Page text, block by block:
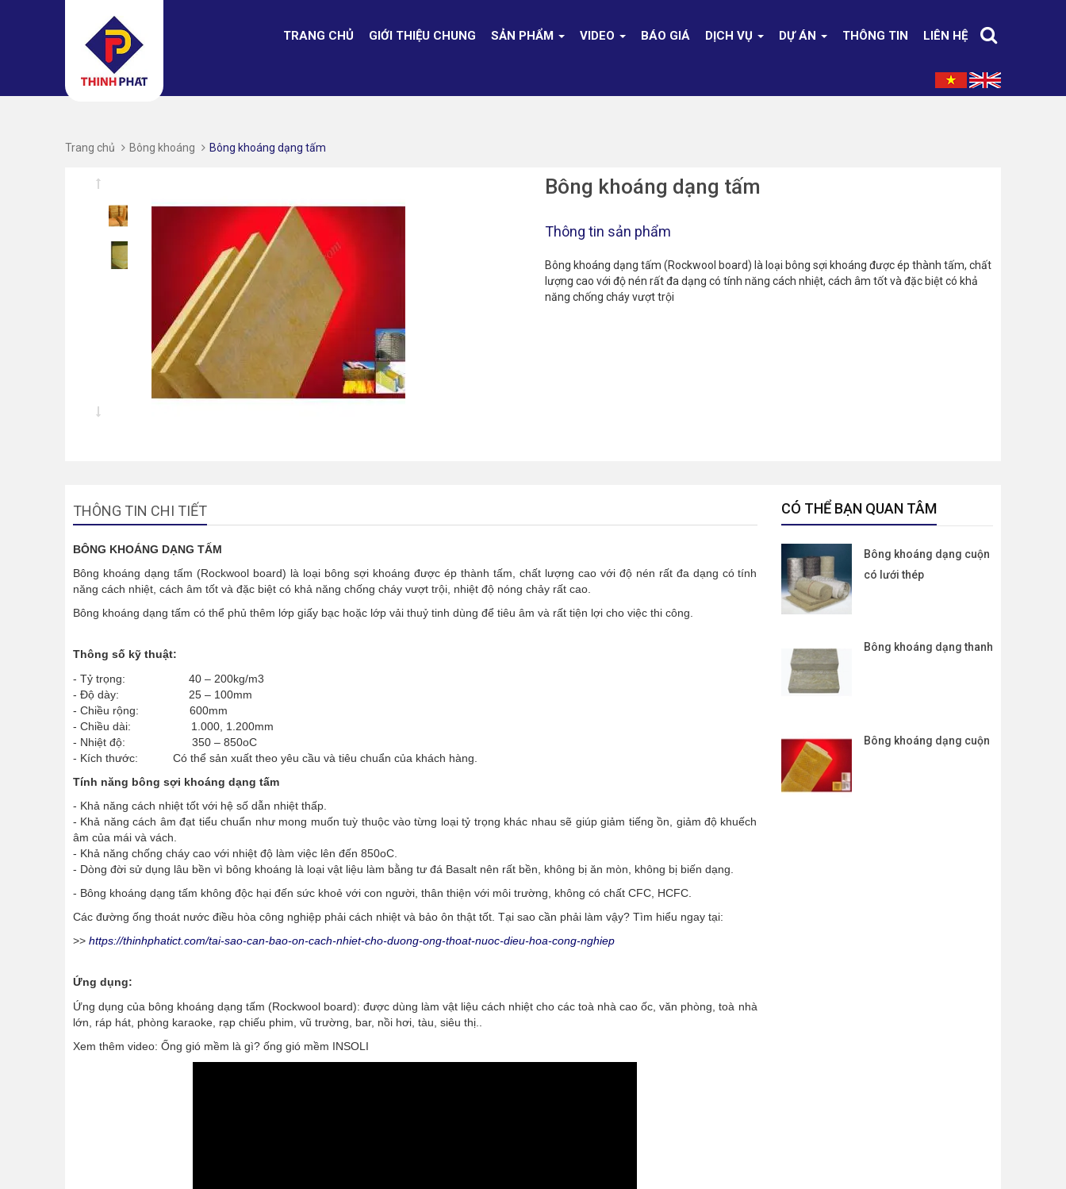
TRANG CHỦ GIỚI THIỆU CHUNG SẢN PHẨM VIDEO BÁO GIÁ DỊCH VỤ DỰ ÁN THÔNG TIN LIÊN HỆ
Trang chủ Bông khoáng Bông khoáng dạng tấm
Bông khoáng dạng tấm
Thông tin sản phẩm
Bông khoáng dạng tấm (Rockwool board) là loại bông sợi khoáng được ép thành tấm, chất
lượng cao với độ nén rất đa dạng có tính năng cách nhiệt, cách âm tốt và đặc biệt có khả
năng chống cháy vượt trội
THÔNG TIN CHI TIẾT
BÔNG KHOÁNG DẠNG TẤM
Bông khoáng dạng tấm (Rockwool board) là loại bông sợi khoáng được ép thành tấm, chất lượng cao với độ nén rất đa dạng có tính
năng cách nhiệt, cách âm tốt và đặc biệt có khả năng chống cháy vượt trội, nhiệt độ nóng chảy rất cao.
Bông khoáng dạng tấm có thể phủ thêm lớp giấy bạc hoặc lớp vải thuỷ tinh dùng để tiêu âm và rất tiện lợi cho việc thi công.
Thông số kỹ thuật:
- Tỷ trọng: 40 – 200kg/m3
- Độ dày: 25 – 100mm
- Chiều rộng: 600mm
- Chiều dài: 1.000, 1.200mm
- Nhiệt độ: 350 – 850oC
- Kích thước: Có thể sản xuất theo yêu cầu và tiêu chuẩn của khách hàng.
Tính năng bông sợi khoáng dạng tấm
- Khả năng cách nhiệt tốt với hệ số dẫn nhiệt thấp.
- Khả năng cách âm đạt tiểu chuẩn như mong muốn tuỳ thuộc vào từng loại tỷ trọng khác nhau sẽ giúp giảm tiếng ồn, giảm độ khuếch
âm của mái và vách.
- Khả năng chống cháy cao với nhiệt độ làm việc lên đến 850oC.
- Dòng đời sử dụng lâu bền vì bông khoáng là loại vật liệu làm bằng tư đá Basalt nên rất bền, không bị ăn mòn, không bị biến dạng.
- Bông khoáng dạng tấm không độc hại đến sức khoẻ với con người, thân thiện với môi trường, không có chất CFC, HCFC.
Các đường ống thoát nước điều hòa công nghiệp phải cách nhiệt và bảo ôn thật tốt. Tại sao cần phải làm vậy? Tìm hiểu ngay tại:
>> https://thinhphatict.com/tai-sao-can-bao-on-cach-nhiet-cho-duong-ong-thoat-nuoc-dieu-hoa-cong-nghiep
Ứng dụng:
Ứng dụng của bông khoáng dạng tấm (Rockwool board): được dùng làm vật liệu cách nhiệt cho các toà nhà cao ốc, văn phòng, toà nhà
lớn, ráp hát, phòng karaoke, rạp chiếu phim, vũ trường, bar, nồi hơi, tàu, siêu thị..
Xem thêm video: Ống gió mềm là gì? ống gió mềm INSOLI
CÓ THỂ BẠN QUAN TÂM
Bông khoáng dạng cuộn
có lưới thép
Bông khoáng dạng thanh
Bông khoáng dạng cuộn